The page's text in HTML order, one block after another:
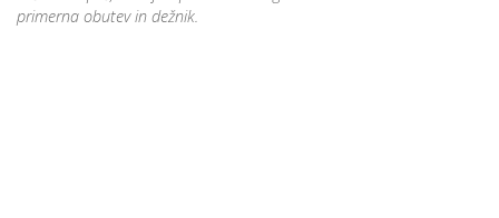
primerna obutev in dežnik.